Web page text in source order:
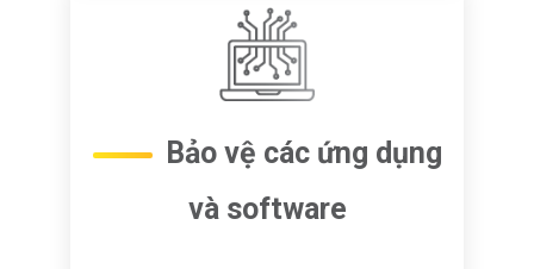
Bảo vệ các ứng dụng
và software